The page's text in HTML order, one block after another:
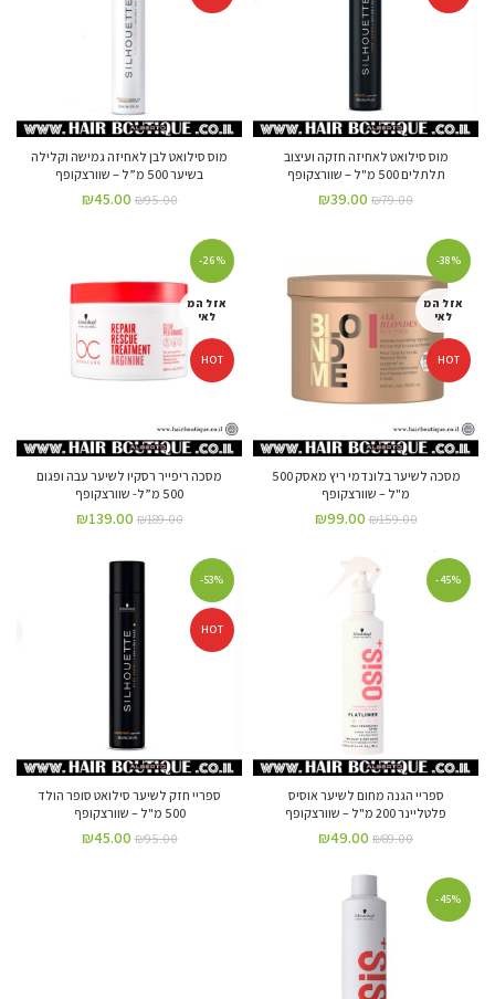
מוס סילואט לאחיזה חזקה ועיצוב
תלתלים 500 מ"ל – שוורצקופף
₪79.00
₪39.00
מוס סילואט לבן לאחיזה גמישה וקלילה
בשיער 500 מ”ל – שוורצקופף
₪95.00
₪45.00
-38%
אזל המ
לאי
HOT
מסכה לשיער בלונדמי ריץ מאסק 500
מ"ל – שוורצקופף
₪159.00
₪99.00
-26%
אזל המ
לאי
HOT
מסכה ריפייר רסקיו לשיער עבה ופגום
500 מ”ל- שוורצקופף
₪189.00
₪139.00
-45%
ספריי הגנה מחום לשיער אוסיס
פלטליינר 200 מ"ל – שוורצקופף
₪89.00
₪49.00
-53%
HOT
ספריי חזק לשיער סילואט סופר הולד
500 מ"ל – שוורצקופף
₪95.00
₪45.00
-45%